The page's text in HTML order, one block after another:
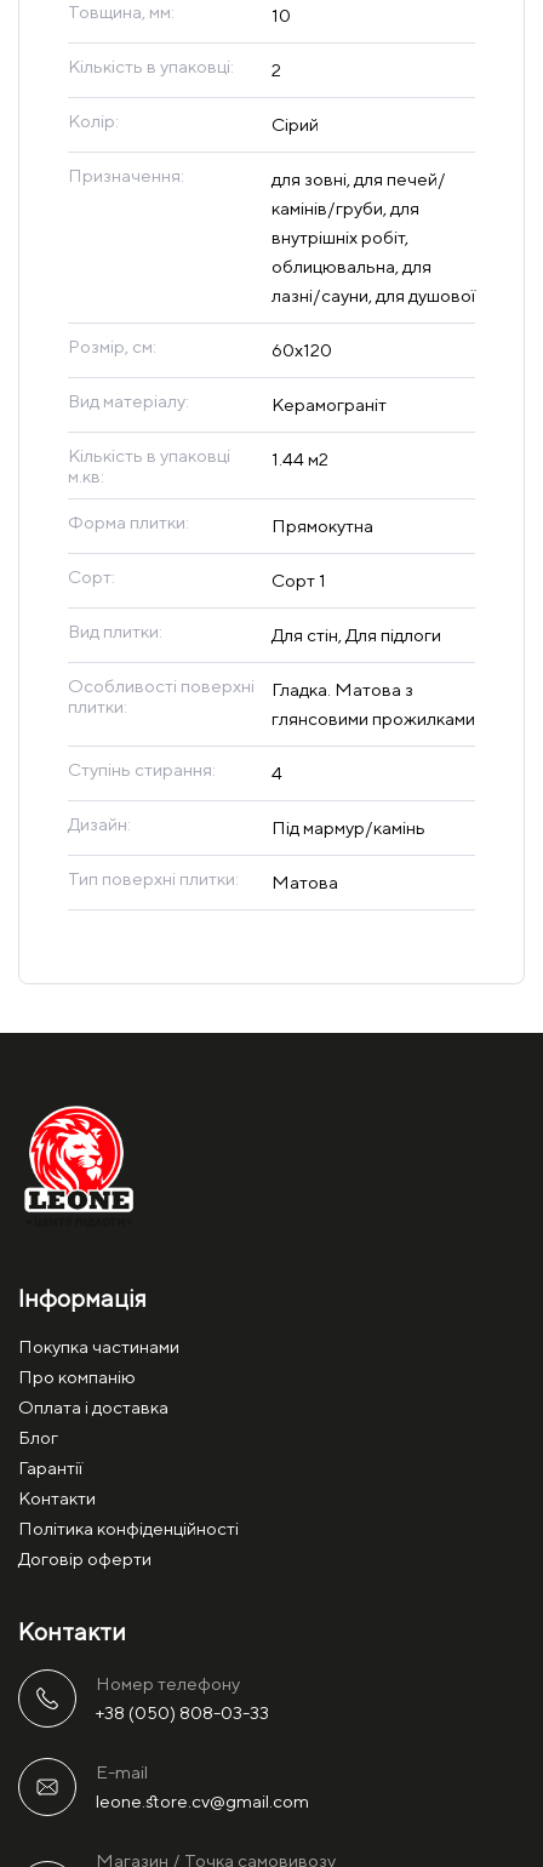
Товщина, мм: 10
Кількість в упаковці: 2
Колір: Сірий
Призначення:
для зовні, для печей/
камінів/груби, для
внутрішніх робіт,
облицювальна, для
лазні/сауни, для душової
Розмір, см: 60х120
Вид матеріалу: Керамограніт
Кількість в упаковці
м.кв:
1.44 м2
Форма плитки: Прямокутна
Сорт: Сорт 1
Вид плитки: Для стін, Для підлоги
Особливості поверхні
плитки:
Гладка. Матова з
глянсовими прожилками
Ступінь стирання: 4
Дизайн: Під мармур/камінь
Тип поверхні плитки: Матова
Інформація
Покупка частинами
Про компанію
Оплата і доставка
Блог
Гарантії
Контакти
Політика конфіденційності
Договір оферти
Контакти
Номер телефону
+38 (050) 808-03-33
E-mail
leone.store.cv@gmail.com
Магазин / Точка самовивозу